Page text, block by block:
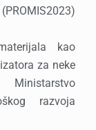
kao
za neke
Ministarstvo
razvoja